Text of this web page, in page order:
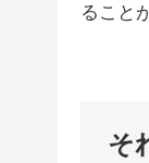
ること
そ